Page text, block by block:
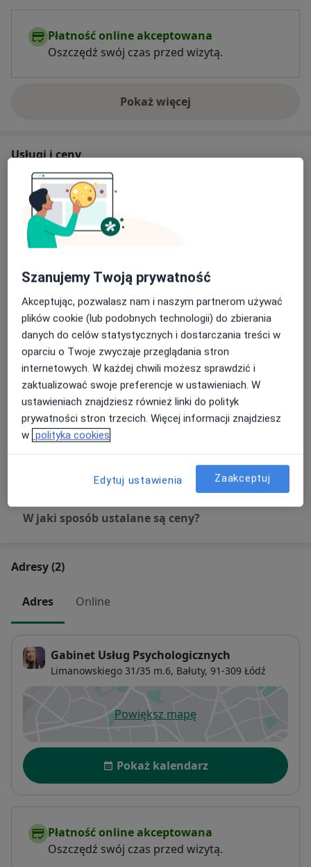
Płatność online akceptowana
Oszczędź swój czas przed wizytą.
Pokaż więcejo doświadczeniu
Usługi i ceny
Psychoterapia
200 zł Szczegóły
Badania psychologiczne
Interwencja kryzysowa
200 zł Szczegóły Umów wizytę
Opinia psychologiczna
200 zł Szczegóły Umów wizytę
Psychoterapia (pierwsza wizyta)
200 zł Szczegóły
W jaki sposób ustalane są ceny?
Adresy (2)
Adres Online
Gabinet Usług Psychologicznych
Limanowskiego 31/35 m.6, Bałuty, 91-309 Łódź
Powiększ mapęotwiera się w nowej karcie
Dostępność
Pokaż kalendarz
Płatność online akceptowana
Oszczędź swój czas przed wizytą.
Szanujemy Twoją prywatność
Akceptując, pozwalasz nam i naszym partnerom używać
plików cookie (lub podobnych technologii) do zbierania
danych do celów statystycznych i dostarczania treści w
oparciu o Twoje zwyczaje przeglądania stron
internetowych. W każdej chwili możesz sprawdzić i
zaktualizować swoje preferencje w ustawieniach. W
ustawieniach znajdziesz również linki do polityk
prywatności stron trzecich. Więcej informacji znajdziesz
w polityka cookies
Edytuj ustawienia Zaakceptuj